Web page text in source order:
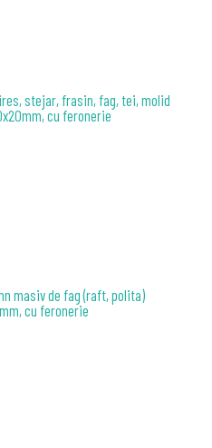
stejar, frasin, fag, tei, molid
cu feronerie
masiv de fag (raft, polita)
cu feronerie